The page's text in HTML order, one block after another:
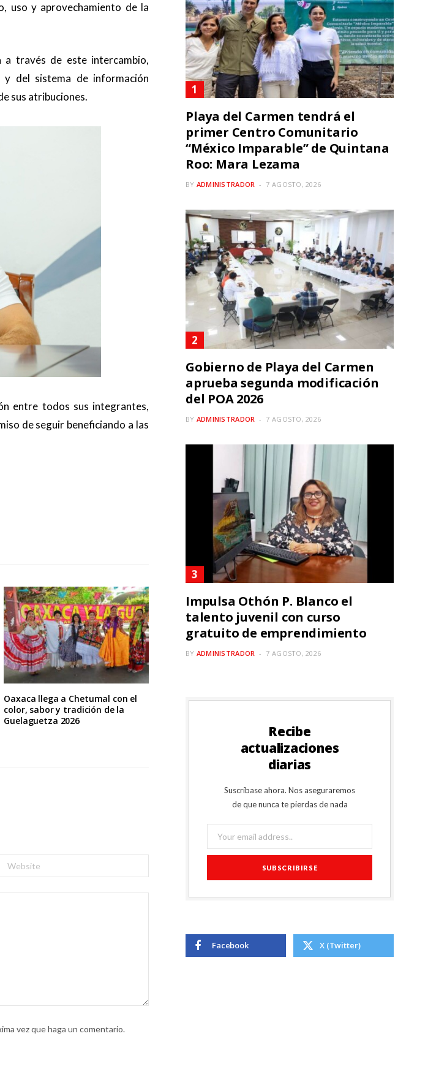
uso y aprovechamiento de la
a través de este intercambio,
del sistema de información
sus atribuciones.
entre todos sus integrantes,
de seguir beneficiando a las
Oaxaca llega a Chetumal con el
color, sabor y tradición de la
Guelaguetza 2026
vez que haga un comentario.
Playa del Carmen tendrá el
primer Centro Comunitario
“México Imparable” de Quintana
Roo: Mara Lezama
BY ADMINISTRADOR 7 AGOSTO, 2026
Gobierno de Playa del Carmen
aprueba segunda modificación
del POA 2026
BY ADMINISTRADOR 7 AGOSTO, 2026
Impulsa Othón P. Blanco el
talento juvenil con curso
gratuito de emprendimiento
BY ADMINISTRADOR 7 AGOSTO, 2026
Recibe
actualizaciones
diarias
Suscríbase ahora. Nos aseguraremos
de que nunca te pierdas de nada
Facebook X (Twitter)